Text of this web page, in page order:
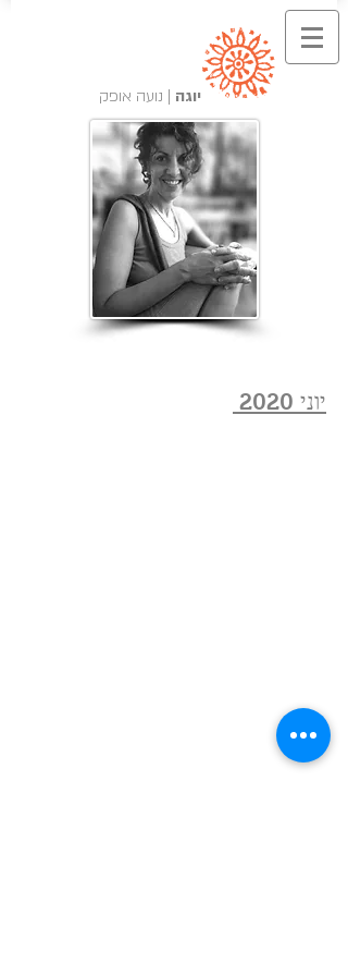
יוגה | נועה אופק
יוני 2020